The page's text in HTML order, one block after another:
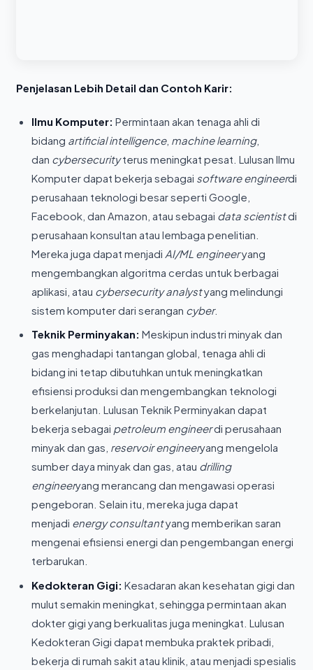
Penjelasan Lebih Detail dan Contoh Karir:
Ilmu Komputer: Permintaan akan tenaga ahli di
bidang artificial intelligence, machine learning,
dan cybersecurityterus meningkat pesat. Lulusan Ilmu
Komputer dapat bekerja sebagai software engineerdi
perusahaan teknologi besar seperti Google,
Facebook, dan Amazon, atau sebagai data scientistdi
perusahaan konsultan atau lembaga penelitian.
Mereka juga dapat menjadi AI/ML engineeryang
mengembangkan algoritma cerdas untuk berbagai
aplikasi, atau cybersecurity analystyang melindungi
sistem komputer dari serangan cyber.
Teknik Perminyakan: Meskipun industri minyak dan
gas menghadapi tantangan global, tenaga ahli di
bidang ini tetap dibutuhkan untuk meningkatkan
efisiensi produksi dan mengembangkan teknologi
berkelanjutan. Lulusan Teknik Perminyakan dapat
bekerja sebagai petroleum engineerdi perusahaan
minyak dan gas, reservoir engineeryang mengelola
sumber daya minyak dan gas, atau drilling
engineeryang merancang dan mengawasi operasi
pengeboran. Selain itu, mereka juga dapat
menjadi energy consultantyang memberikan saran
mengenai efisiensi energi dan pengembangan energi
terbarukan.
Kedokteran Gigi: Kesadaran akan kesehatan gigi dan
mulut semakin meningkat, sehingga permintaan akan
dokter gigi yang berkualitas juga meningkat. Lulusan
Kedokteran Gigi dapat membuka praktek pribadi,
bekerja di rumah sakit atau klinik, atau menjadi spesialis